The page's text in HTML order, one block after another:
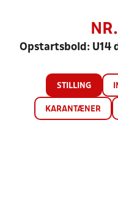
Opstartsbold: U14
STILLING
KARANTÆNER